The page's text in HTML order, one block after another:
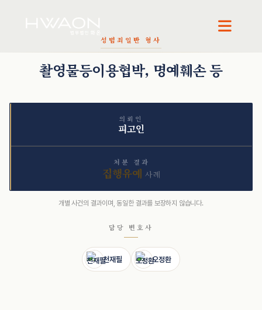
성범죄 일반 형사
촬영물등이용협박, 명예훼손 등
의뢰인
피고인
처분 결과
집행유예 사례
개별 사건의 결과이며, 동일한 결과를 보장하지 않습니다.
담당 변호사
천재필 오정환